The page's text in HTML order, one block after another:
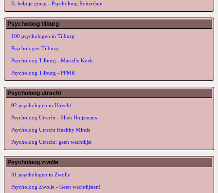
Ik help je graag - Psycholoog Rotterdam
Psycholoog tilburg
100 psychologen in Tilburg
Psychologen Tilburg
Psycholoog Tilburg - Marielle Koek
Psycholoog Tilburg - PPMR
Psycholoog utrecht
92 psychologen in Utrecht
Psycholoog Utrecht - Ellen Huijsmans
Psycholoog Utrecht Healthy Minds
Psycholoog Utrecht: geen wachtlijst
Psycholoog zwolle
31 psychologen in Zwolle
Psycholoog Zwolle - Geen wachtlijsten!